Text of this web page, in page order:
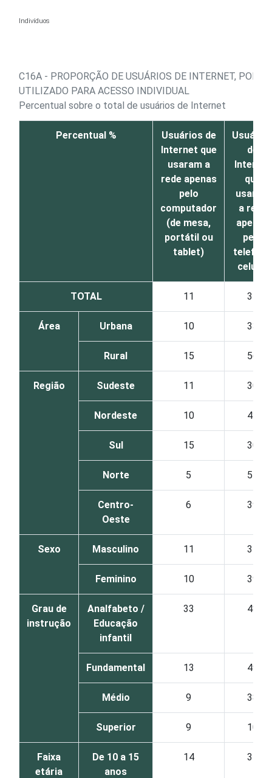
Indivíduos
C16A - PROPORÇÃO DE USUÁRIOS DE INTERNET, POR
UTILIZADO PARA ACESSO INDIVIDUAL
Percentual sobre o total de usuários de Internet
Percentual %
Usuários de
Internet que
usaram a
rede apenas
pelo
computador
(de mesa,
portátil ou
tablet)
de
Internet
que
usaram
a rede
apenas
pelo
telefone
celular
TOTAL 11 35
Área Urbana 10 33
Rural 15 56
Região Sudeste 11 30
Nordeste 10 43
Sul 15 30
Norte 5 55
Centro-
Oeste
6 39
Sexo Masculino 11 31
Feminino 10 39
Grau de
instrução
Analfabeto /
Educação
infantil
33 48
Fundamental 13 49
Médio 9 38
Superior 9 10
Faixa
etária
De 10 a 15
anos
14 37